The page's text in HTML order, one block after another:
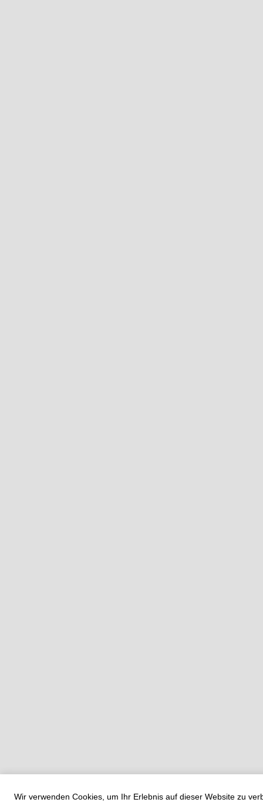
Wir verwenden Cookies, um Ihr Erlebnis auf dieser Website zu